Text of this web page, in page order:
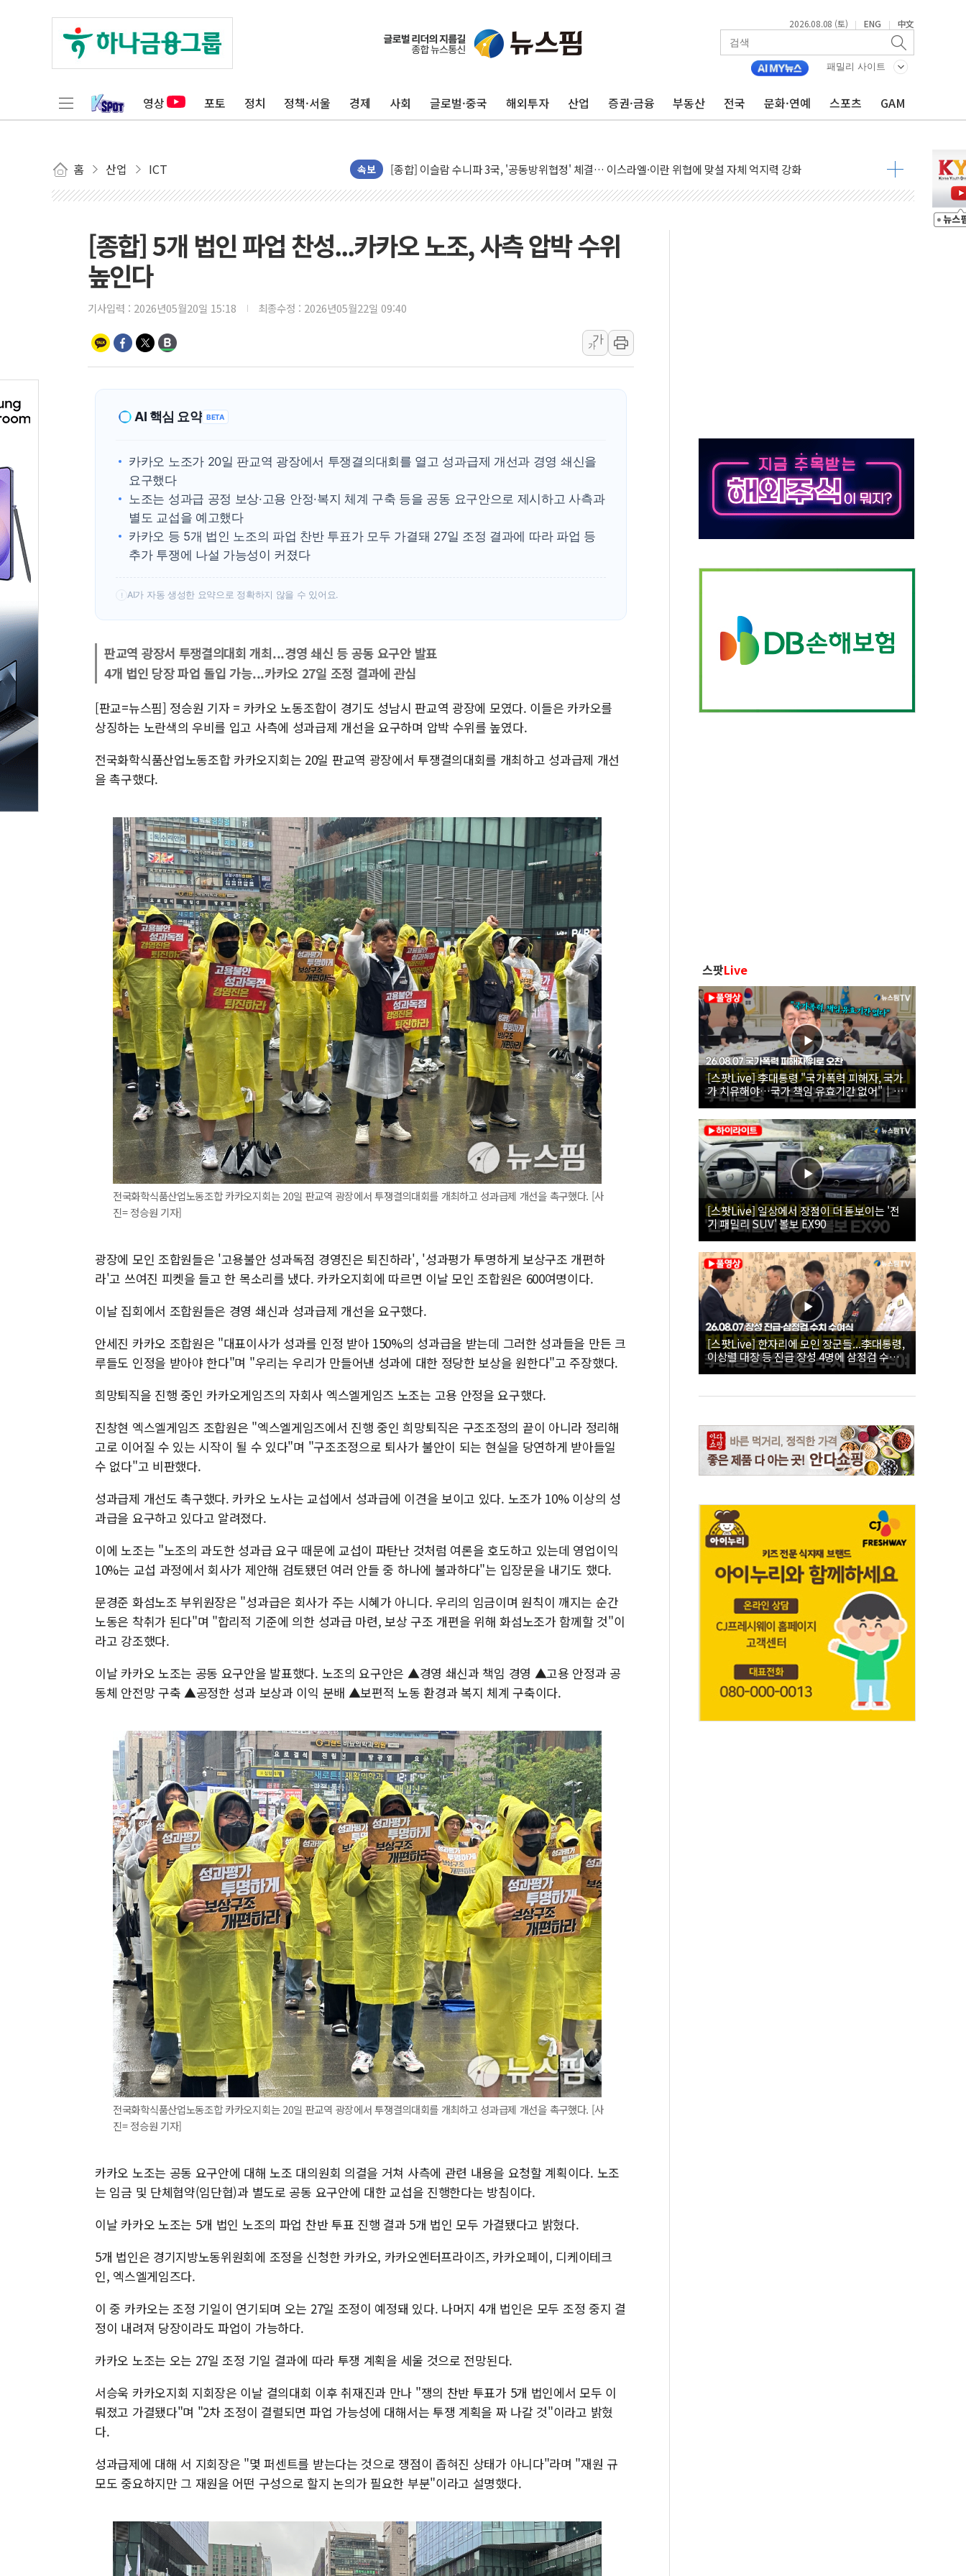
2026.08.08 (토) | ENG | 中文
패밀리 사이트
영상 포토 정치 정책·서울 경제 사회 글로벌·중국 해외투자 산업 증권·금융 부동산 전국 문화·연예 스포츠 GAM
홈 산업 ICT 속보
유럽증시, 美 고용 예상 밖 부진에 연준 금리 인상 가능성 낮아지며 상승… STOXX 600 지수는 나흘 연속 최고치
미 연준 매파 기세 꺾이나…고용 감소에 9월 동결 전망 우세
트럼프, 백신·자폐증 행정명령 검토…"이르면 다음 주"
美 항소법원, 백악관 무도회장 공사 중단 명령…트럼프 제동
美 고용 쇼크에 엔화 장중 급등…시장은 "또 개입했나" 촉각
[AI MY 뉴스] 뉴욕 반도체주 프리뷰...美 고용 쇼크에 반도체주 '활짝'
뉴욕증시 개장 전 특징주...아틀라시안·클라우드플레어·태양광주↑ VS 트레이드데스크·웬디스↓
보훈부, 미 DPAA와 MOU… "6·25 미군 실종자 7359명 끝까지 찾겠다"
트럼프, 中 겨냥 폴리실리콘 관세 15% 부과…美 태양광주 급등
[사진] 빈살만과 에르도안의 만남
[종합] 5개 법인 파업 찬성...카카오 노조, 사측 압박 수위
높인다
기사입력 : 2026년05월20일 15:18 최종수정 : 2026년05월22일 09:40
가
가
AI 핵심 요약 BETA
카카오 노조가 20일 판교역 광장에서 투쟁결의대회를 열고 성과급제 개선과 경영 쇄신을
요구했다
노조는 성과급 공정 보상·고용 안정·복지 체계 구축 등을 공동 요구안으로 제시하고 사측과
별도 교섭을 예고했다
카카오 등 5개 법인 노조의 파업 찬반 투표가 모두 가결돼 27일 조정 결과에 따라 파업 등
추가 투쟁에 나설 가능성이 커졌다
! AI가 자동 생성한 요약으로 정확하지 않을 수 있어요.
판교역 광장서 투쟁결의대회 개최...경영 쇄신 등 공동 요구안 발표
4개 법인 당장 파업 돌입 가능...카카오 27일 조정 결과에 관심
[판교=뉴스핌] 정승원 기자 = 카카오 노동조합이 경기도 성남시 판교역 광장에 모였다. 이들은 카카오를
상징하는 노란색의 우비를 입고 사측에 성과급제 개선을 요구하며 압박 수위를 높였다.
전국화학식품산업노동조합 카카오지회는 20일 판교역 광장에서 투쟁결의대회를 개최하고 성과급제 개선
을 촉구했다.
전국화학식품산업노동조합 카카오지회는 20일 판교역 광장에서 투쟁결의대회를 개최하고 성과급제 개선을 촉구했다. [사
진= 정승원 기자]
광장에 모인 조합원들은 '고용불안 성과독점 경영진은 퇴진하라', '성과평가 투명하게 보상구조 개편하
라'고 쓰여진 피켓을 들고 한 목소리를 냈다. 카카오지회에 따르면 이날 모인 조합원은 600여명이다.
이날 집회에서 조합원들은 경영 쇄신과 성과급제 개선을 요구했다.
안세진 카카오 조합원은 "대표이사가 성과를 인정 받아 150%의 성과급을 받는데 그러한 성과들을 만든 크
루들도 인정을 받아야 한다"며 "우리는 우리가 만들어낸 성과에 대한 정당한 보상을 원한다"고 주장했다.
희망퇴직을 진행 중인 카카오게임즈의 자회사 엑스엘게임즈 노조는 고용 안정을 요구했다.
진창현 엑스엘게임즈 조합원은 "엑스엘게임즈에서 진행 중인 희망퇴직은 구조조정의 끝이 아니라 정리해
고로 이어질 수 있는 시작이 될 수 있다"며 "구조조정으로 퇴사가 불안이 되는 현실을 당연하게 받아들일
수 없다"고 비판했다.
성과급제 개선도 촉구했다. 카카오 노사는 교섭에서 성과급에 이견을 보이고 있다. 노조가 10% 이상의 성
과급을 요구하고 있다고 알려졌다.
이에 노조는 "노조의 과도한 성과급 요구 때문에 교섭이 파탄난 것처럼 여론을 호도하고 있는데 영업이익
10%는 교섭 과정에서 회사가 제안해 검토됐던 여러 안들 중 하나에 불과하다"는 입장문을 내기도 했다.
문경준 화섬노조 부위원장은 "성과급은 회사가 주는 시혜가 아니다. 우리의 임금이며 원칙이 깨지는 순간
노동은 착취가 된다"며 "합리적 기준에 의한 성과급 마련, 보상 구조 개편을 위해 화섬노조가 함께할 것"이
라고 강조했다.
이날 카카오 노조는 공동 요구안을 발표했다. 노조의 요구안은 ▲경영 쇄신과 책임 경영 ▲고용 안정과 공
동체 안전망 구축 ▲공정한 성과 보상과 이익 분배 ▲보편적 노동 환경과 복지 체계 구축이다.
전국화학식품산업노동조합 카카오지회는 20일 판교역 광장에서 투쟁결의대회를 개최하고 성과급제 개선을 촉구했다. [사
진= 정승원 기자]
카카오 노조는 공동 요구안에 대해 노조 대의원회 의결을 거쳐 사측에 관련 내용을 요청할 계획이다. 노조
는 임금 및 단체협약(임단협)과 별도로 공동 요구안에 대한 교섭을 진행한다는 방침이다.
이날 카카오 노조는 5개 법인 노조의 파업 찬반 투표 진행 결과 5개 법인 모두 가결됐다고 밝혔다.
5개 법인은 경기지방노동위원회에 조정을 신청한 카카오, 카카오엔터프라이즈, 카카오페이, 디케이테크
인, 엑스엘게임즈다.
이 중 카카오는 조정 기일이 연기되며 오는 27일 조정이 예정돼 있다. 나머지 4개 법인은 모두 조정 중지 결
정이 내려져 당장이라도 파업이 가능하다.
카카오 노조는 오는 27일 조정 기일 결과에 따라 투쟁 계획을 세울 것으로 전망된다.
서승욱 카카오지회 지회장은 이날 결의대회 이후 취재진과 만나 "쟁의 찬반 투표가 5개 법인에서 모두 이
뤄졌고 가결됐다"며 "2차 조정이 결렬되면 파업 가능성에 대해서는 투쟁 계획을 짜 나갈 것"이라고 밝혔
다.
성과급제에 대해 서 지회장은 "몇 퍼센트를 받는다는 것으로 쟁점이 좁혀진 상태가 아니다"라며 "재원 규
모도 중요하지만 그 재원을 어떤 구성으로 할지 논의가 필요한 부분"이라고 설명했다.
스팟Live
[스팟Live] 李대통령 "국가폭력 피해자, 국가
가 치유해야…국가 책임 유효기간 없어"｜
26.08.07 국가폭력 피해자 위로 오찬
[스팟Live] 일상에서 장점이 더 돋보이는 '전
기 패밀리 SUV' 볼보 EX90
[스팟Live] 한자리에 모인 장군들...李대통령,
이상렬 대장 등 진급 장성 4명에 삼정검 수치
직접 수여｜26.08.07 장성 진급·삼정검 수치